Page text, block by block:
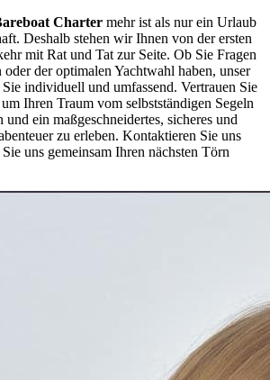
Charter mehr ist als nur ein Urlaub
Deshalb stehen wir Ihnen von der ersten
mit Rat und Tat zur Seite. Ob Sie Fragen
der optimalen Yachtwahl haben, unser
Sie individuell und umfassend. Vertrauen Sie
Ihren Traum vom selbstständigen Segeln
ein maßgeschneidertes, sicheres und
zu erleben. Kontaktieren Sie uns
uns gemeinsam Ihren nächsten Törn